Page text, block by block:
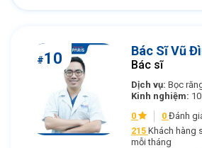
#10 Bác Sĩ Vũ
Bác sĩ
Dịch vụ: Bọc
Kinh nghiệm:
0
0 Đánh
215 Khách hàng
mỗi tháng